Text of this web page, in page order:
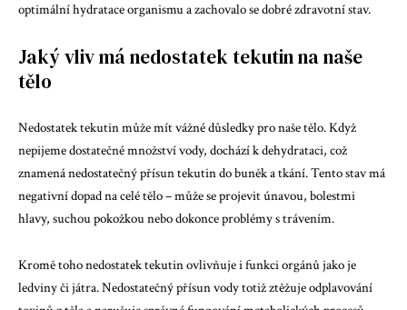
optimální hydratace organismu a zachovalo se dobré zdravotní stav.
Jaký vliv má nedostatek tekutin na naše
tělo
Nedostatek tekutin může mít vážné důsledky pro naše tělo. Když
nepijeme dostatečné množství vody, dochází k dehydrataci, což
znamená nedostatečný přísun tekutin do buněk a tkání. Tento stav má
negativní dopad na celé tělo – může se projevit únavou, bolestmi
hlavy, suchou pokožkou nebo dokonce problémy s trávením.
Kromě toho nedostatek tekutin ovlivňuje i funkci orgánů jako je
ledviny či játra. Nedostatečný přísun vody totiž ztěžuje odplavování